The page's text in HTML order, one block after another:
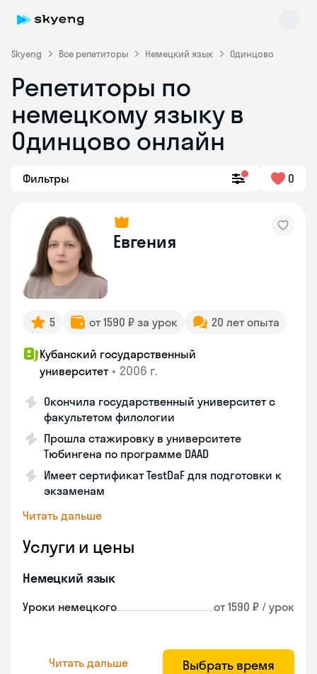
Skyeng Все репетиторы Немецкий язык Одинцово
Репетиторы по
немецкому языку в
Одинцово онлайн
Фильтры 0
Евгения
5 от 1590 ₽ за урок 20 лет опыта
Кубанский государственный
университет • 2006 г.
Окончила государственный университет с
факультетом филологии
Прошла стажировку в университете
Тюбингена по программе DAAD
Имеет сертификат TestDaF для подготовки к
экзаменам
Читать дальше
Услуги и цены
Немецкий язык
Уроки немецкого от 1590 ₽ / урок
Читать дальше Выбрать время
Skyeng Chat